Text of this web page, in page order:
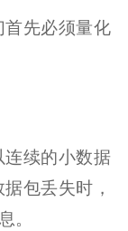
先必须量化
续的小数据
包丢失时，